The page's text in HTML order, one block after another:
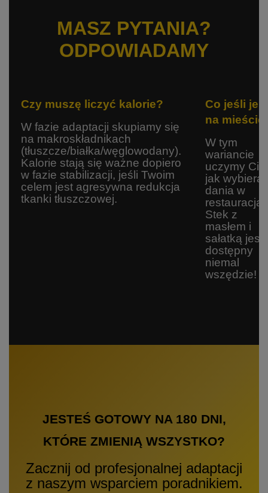
MASZ PYTANIA?
ODPOWIADAMY
Czy muszę liczyć kalorie?
W fazie adaptacji skupiamy się
na makroskładnikach
(tłuszcze/białka/węglowodany).
Kalorie stają się ważne dopiero
w fazie stabilizacji, jeśli Twoim
celem jest agresywna redukcja
tkanki tłuszczowej.
Co jeśli jem
na
W tym
wariancie
uczymy Cię,
jak
dania w
Stek z
masłem i
sałatką jest
dostępny
niemal
wszędzie!
JESTEŚ GOTOWY NA 180 DNI,
KTÓRE ZMIENIĄ WSZYSTKO?
Zacznij od profesjonalnej adaptacji
z naszym wsparciem poradnikiem.